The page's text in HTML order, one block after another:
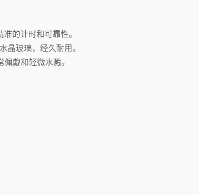
的计时和可靠性。
晶玻璃，经久耐用。
戴和轻微水溅。
Confirm your age
Are you 18 years old or older?